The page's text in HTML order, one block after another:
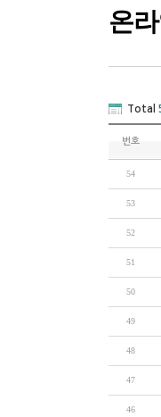
온
Total
번호
54
53
52
51
50
49
48
47
46